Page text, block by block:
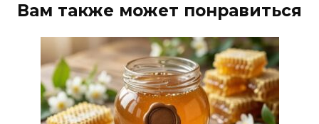
Вам также может понравиться